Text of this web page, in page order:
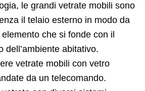
le grandi vetrate mobili sono
il telaio esterno in modo da
che si fonde con il
dell’ambiente abitativo.
vetrate mobili con vetro
da un telecomando.